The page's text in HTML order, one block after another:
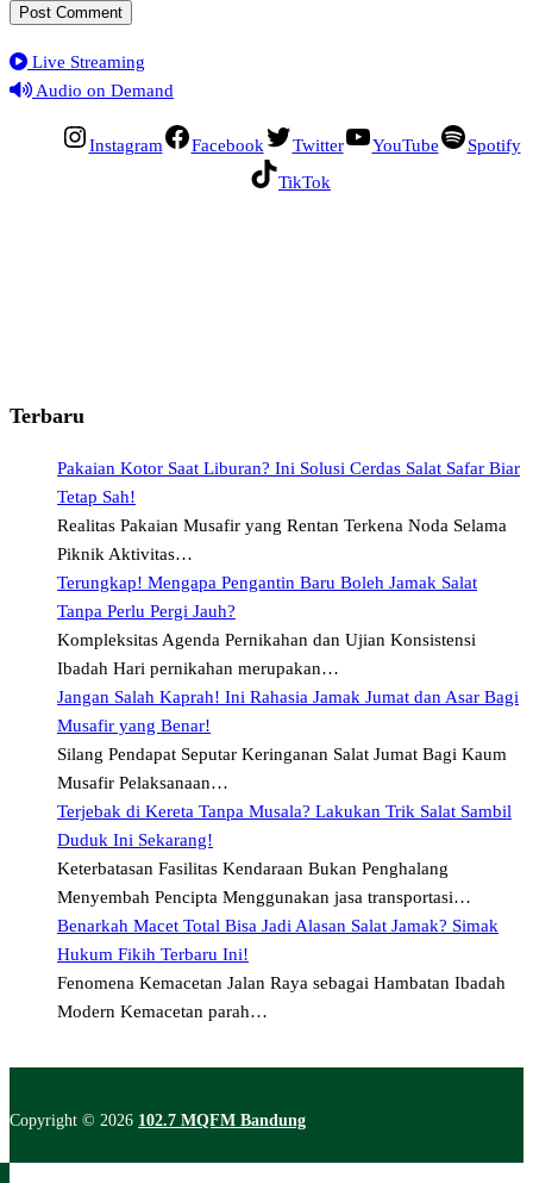
Live Streaming
Audio on Demand
Instagram Facebook Twitter YouTube
Spotify
TikTok
Terbaru
Pakaian Kotor Saat Liburan? Ini Solusi Cerdas Salat Safar Biar
Tetap Sah!
Realitas Pakaian Musafir yang Rentan Terkena Noda Selama
Piknik Aktivitas…
Terungkap! Mengapa Pengantin Baru Boleh Jamak Salat
Tanpa Perlu Pergi Jauh?
Kompleksitas Agenda Pernikahan dan Ujian Konsistensi
Ibadah Hari pernikahan merupakan…
Jangan Salah Kaprah! Ini Rahasia Jamak Jumat dan Asar Bagi
Musafir yang Benar!
Silang Pendapat Seputar Keringanan Salat Jumat Bagi Kaum
Musafir Pelaksanaan…
Terjebak di Kereta Tanpa Musala? Lakukan Trik Salat Sambil
Duduk Ini Sekarang!
Keterbatasan Fasilitas Kendaraan Bukan Penghalang
Menyembah Pencipta Menggunakan jasa transportasi…
Benarkah Macet Total Bisa Jadi Alasan Salat Jamak? Simak
Hukum Fikih Terbaru Ini!
Fenomena Kemacetan Jalan Raya sebagai Hambatan Ibadah
Modern Kemacetan parah…
Copyright © 2026 102.7 MQFM Bandung